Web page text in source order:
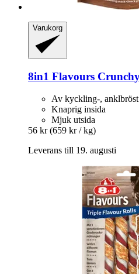
Varukorg
8in1 Flavours
Av kyckling-,
Knaprig insida
Mjuk utsida
56 kr (659 kr / kg)
Leverans till 19. augusti